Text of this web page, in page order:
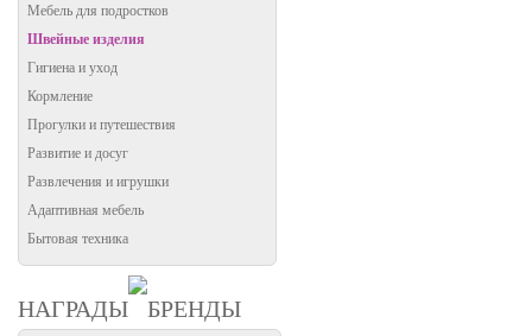
Мебель для подростков
Швейные изделия
Гигиена и уход
Кормление
Прогулки и путешествия
Развитие и досуг
Развлечения и игрушки
Адаптивная мебель
Бытовая техника
НАГРАДЫ БРЕНДЫ